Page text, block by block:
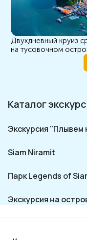
Двухдневный круиз
на тусовочном
Каталог
Экскурсия "Плывем
Siam Niramit
Парк Legends of
Экскурсия на